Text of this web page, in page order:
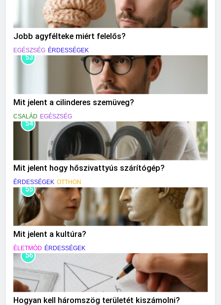
Jobb agyfélteke miért felelős?
EGÉSZSÉG ÉRDESSÉGEK
53
Mit jelent a cilinderes szemüveg?
CSALÁD EGÉSZSÉG
54
Mit jelent hogy hőszivattyús szárítógép?
ÉRDESSÉGEK OTTHON
55
Mit jelent a kultúra?
ÉLETMÓD ÉRDESSÉGEK
56
Hogyan kell háromszög területét kiszámolni?